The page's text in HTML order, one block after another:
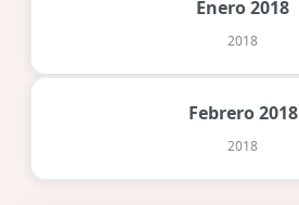
Enero 2018
2018
Febrero 2018
2018